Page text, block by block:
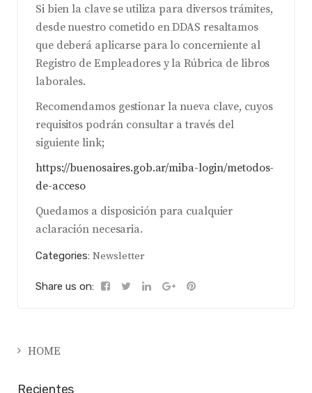
Si bien la clave se utiliza para diversos trámites,
desde nuestro cometido en DDAS resaltamos
que deberá aplicarse para lo concerniente al
Registro de Empleadores y la Rúbrica de libros
laborales.
Recomendamos gestionar la nueva clave, cuyos
requisitos podrán consultar a través del
siguiente link;
https://buenosaires.gob.ar/miba-login/metodos-
de-acceso
Quedamos a disposición para cualquier
aclaración necesaria.
Categories: Newsletter
Share us on:
HOME
Recientes